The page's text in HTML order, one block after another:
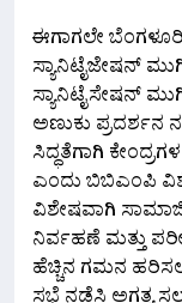
ಈಗಾಗಲೇ
ಸ್ಯಾನಿಟೈಜೇಷನ್
ಸ್ಯಾನಿಟೈಸೇಷನ್
ಅಣುಕು ಪ್ರದರ್ಶನ
ಸಿದ್ಧತೆಗಾಗಿ
ಎಂದು ಬಿಬಿಎಂಪಿ
ವಿಶೇಷವಾಗಿ
ನಿರ್ವಹಣೆ ಮತ್ತು
ಹೆಚ್ಚಿನ ಗಮನ